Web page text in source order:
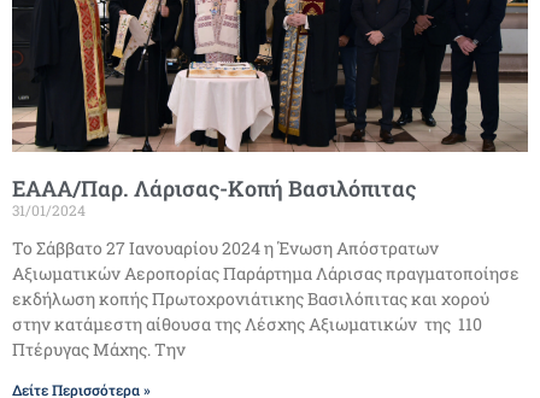
ΕΑΑΑ/Παρ. Λάρισας-Κοπή Βασιλόπιτας
31/01/2024
Το Σάββατο 27 Ιανουαρίου 2024 η Ένωση Απόστρατων
Αξιωματικών Αεροπορίας Παράρτημα Λάρισας πραγματοποίησε
εκδήλωση κοπής Πρωτοχρονιάτικης Βασιλόπιτας και χορού
στην κατάμεστη αίθουσα της Λέσχης Αξιωματικών της 110
Πτέρυγας Μάχης. Την
Δείτε Περισσότερα »